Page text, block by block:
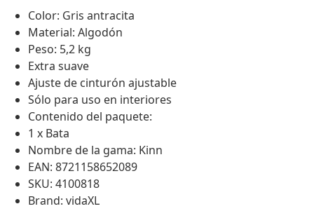
Color: Gris antracita
Material: Algodón
Peso: 5,2 kg
Extra suave
Ajuste de cinturón ajustable
Sólo para uso en interiores
Contenido del paquete:
1 x Bata
Nombre de la gama: Kinn
EAN: 8721158652089
SKU: 4100818
Brand: vidaXL